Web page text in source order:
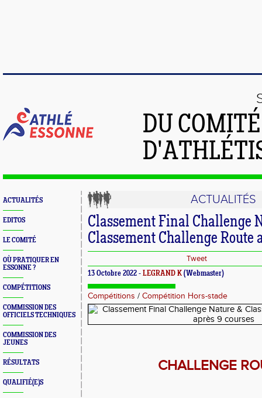
DU
ACTUALITÉS
EDITOS
LE COMITÉ
OÙ PRATIQUER EN
ESSONNE ?
COMPÉTITIONS
COMMISSION DES
OFFICIELS TECHNIQUES
COMMISSION DES
JEUNES
RÉSULTATS
QUALIFIÉ(E)S
ACTUALITÉS
Classement Final Challenge
Classement Challenge Route
Tweet
13 Octobre 2022 - LEGRAND K (Webmaster)
Compétitions / Compétition Hors-stade
CHALLENGE